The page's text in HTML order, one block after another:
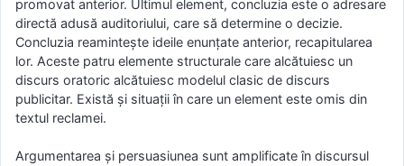
promovat anterior. Ultimul element, concluzia este o adresare
directă adusă auditoriului, care să determine o decizie.
Concluzia reamintește ideile enunțate anterior, recapitularea
lor. Aceste patru elemente structurale care alcătuiesc un
discurs oratoric alcătuiesc modelul clasic de discurs
publicitar. Există și situații în care un element este omis din
textul reclamei.
Argumentarea și persuasiunea sunt amplificate în discursul